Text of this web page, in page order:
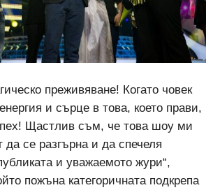
преживяване! Когато човек
и сърце в това, което прави,
Щастлив съм, че това шоу ми
се разгърна и да спечеля
и уважаемото жури“,
пожъна категоричната подкрепа